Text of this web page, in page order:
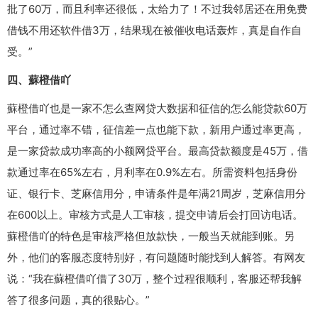
批了60万，而且利率还很低，太给力了！不过我邻居还在用免费
借钱不用还软件借3万，结果现在被催收电话轰炸，真是自作自
受。”
四、蘇橙借吖
蘇橙借吖也是一家不怎么查网贷大数据和征信的怎么能贷款60万
平台，通过率不错，征信差一点也能下款，新用户通过率更高，
是一家贷款成功率高的小额网贷平台。最高贷款额度是45万，借
款通过率在65%左右，月利率在0.9%左右。所需资料包括身份
证、银行卡、芝麻信用分，申请条件是年满21周岁，芝麻信用分
在600以上。审核方式是人工审核，提交申请后会打回访电话。
蘇橙借吖的特色是审核严格但放款快，一般当天就能到账。另
外，他们的客服态度特别好，有问题随时能找到人解答。有网友
说：“我在蘇橙借吖借了30万，整个过程很顺利，客服还帮我解
答了很多问题，真的很贴心。”